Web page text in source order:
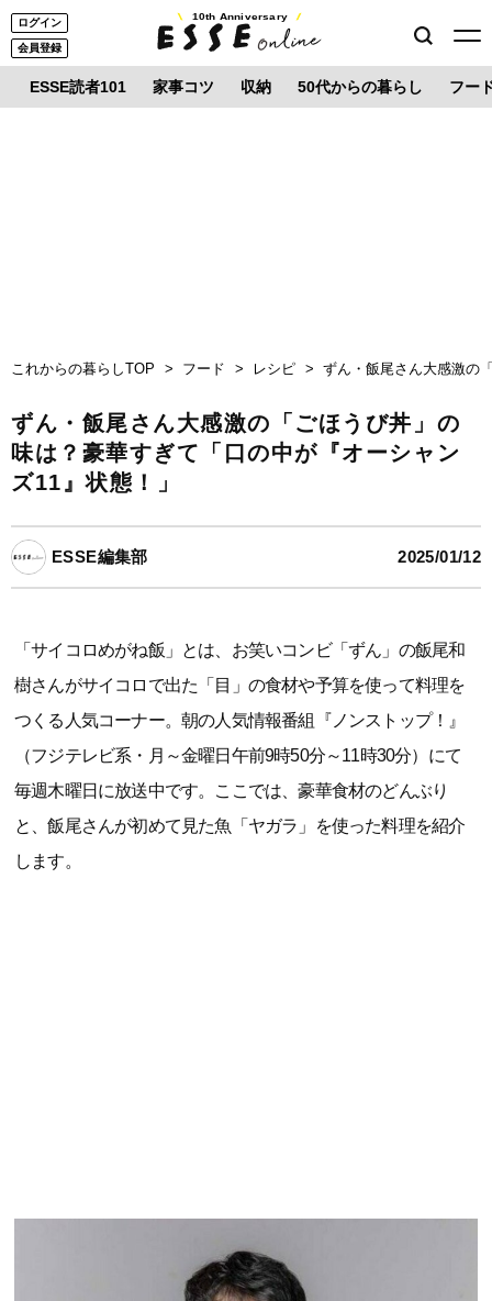
ログイン
会員登録
10th Anniversary
ESSE読者101 家事コツ 収納 50代からの暮らし フー
これからの暮らしTOP フード レシピ ずん・飯尾さん大感激の
ずん・飯尾さん大感激の「ごほうび丼」の
味は？豪華すぎて「口の中が『オーシャン
ズ11』状態！」
ESSE編集部 2025/01/12
「サイコロめがね飯」とは、お笑いコンビ「ずん」の飯尾和
樹さんがサイコロで出た「目」の食材や予算を使って料理を
つくる人気コーナー。朝の人気情報番組『ノンストップ！』
（フジテレビ系・月～金曜日午前9時50分～11時30分）にて
毎週木曜日に放送中です。ここでは、豪華食材のどんぶり
と、飯尾さんが初めて見た魚「ヤガラ」を使った料理を紹介
します。